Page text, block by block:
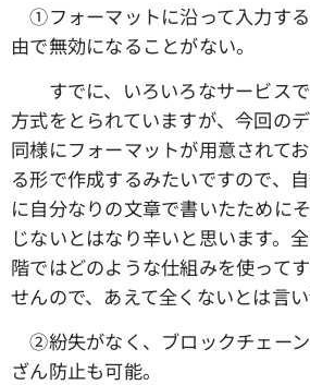
①フォーマットに沿って入力す
由で無効になることがない。
すでに、いろいろなサービスで
方式をとられていますが、今回の
同様にフォーマットが用意されて
る形で作成するみたいですので、
に自分なりの文章で書いたために
じないとはなり辛いと思います。
階ではどのような仕組みを使って
せんので、あえて全くないとは言い
➁紛失がなく、ブロックチェー
ざん防止も可能。